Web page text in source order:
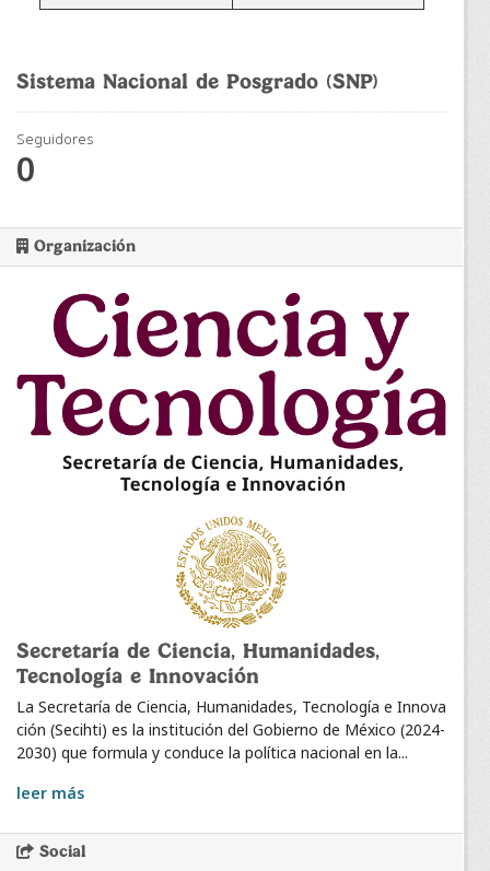
Sistema Nacional de Posgrado (SNP)
Seguidores
0
Organización
Secretaría de Ciencia, Humanidades,
Tecnología e Innovación
La Secretaría de Ciencia, Humanidades, Tecnología e Innova
ción (Secihti) es la institución del Gobierno de México (2024-
2030) que formula y conduce la política nacional en la...
leer más
Social